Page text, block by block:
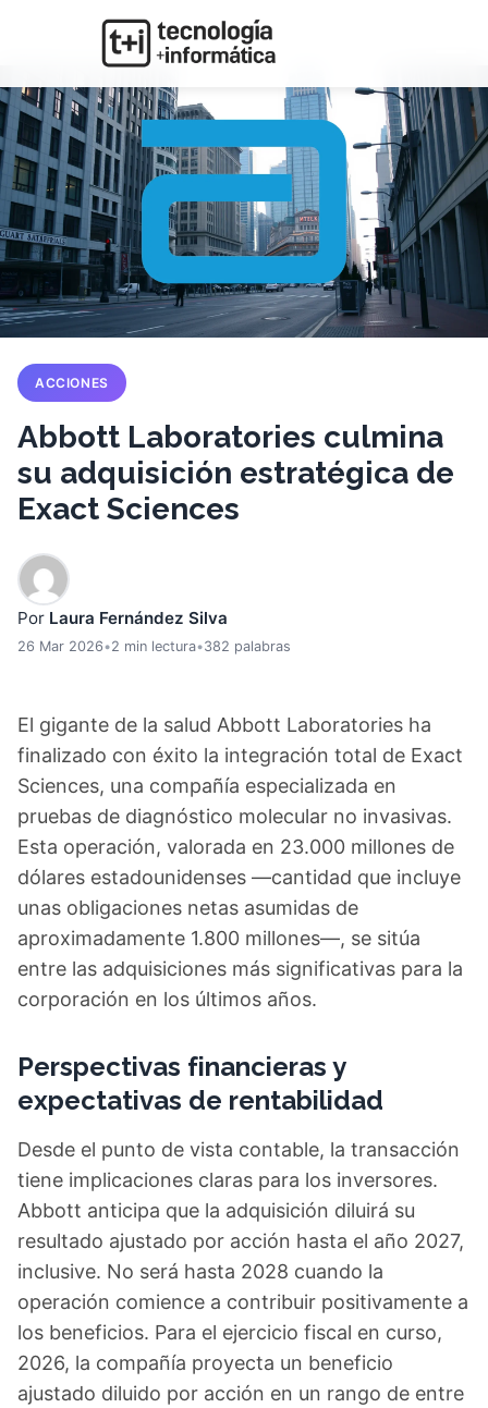
ACCIONES
Abbott Laboratories culmina
su adquisición estratégica de
Exact Sciences
Por Laura Fernández Silva
26 Mar 2026•2 min lectura•382 palabras
El gigante de la salud Abbott Laboratories ha
finalizado con éxito la integración total de Exact
Sciences, una compañía especializada en
pruebas de diagnóstico molecular no invasivas.
Esta operación, valorada en 23.000 millones de
dólares estadounidenses —cantidad que incluye
unas obligaciones netas asumidas de
aproximadamente 1.800 millones—, se sitúa
entre las adquisiciones más significativas para la
corporación en los últimos años.
Perspectivas financieras y
expectativas de rentabilidad
Desde el punto de vista contable, la transacción
tiene implicaciones claras para los inversores.
Abbott anticipa que la adquisición diluirá su
resultado ajustado por acción hasta el año 2027,
inclusive. No será hasta 2028 cuando la
operación comience a contribuir positivamente a
los beneficios. Para el ejercicio fiscal en curso,
2026, la compañía proyecta un beneficio
ajustado diluido por acción en un rango de entre